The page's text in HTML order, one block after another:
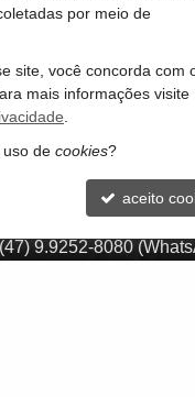
dúvida que
de maneira ágil e
imobiliária em
o seu imóvel ideal
(47) 9.9252-8080
por meio de
site, você concorda com
mais informações visite
uso de cookies?
aceito